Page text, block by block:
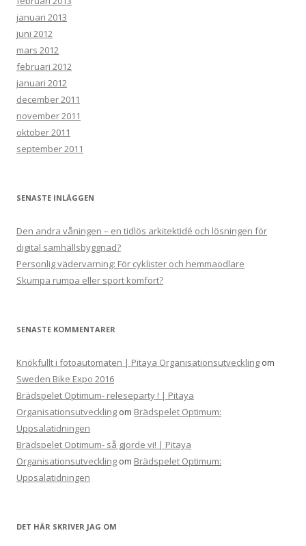
januari 2013
juni 2012
mars 2012
februari 2012
januari 2012
december 2011
november 2011
oktober 2011
september 2011
SENASTE INLÄGGEN
Den andra våningen – en tidlös arkitektidé och lösningen för
digital samhällsbyggnad?
Personlig vädervarning: För cyklister och hemmaodlare
Skumpa rumpa eller sport komfort?
SENASTE KOMMENTARER
Knökfullt i fotoautomaten | Pitaya Organisationsutveckling om
Sweden Bike Expo 2016
Brädspelet Optimum- releseparty ! | Pitaya
Organisationsutveckling om Brädspelet Optimum:
Uppsalatidningen
Brädspelet Optimum- så gjorde vi! | Pitaya
Organisationsutveckling om Brädspelet Optimum:
Uppsalatidningen
DET HÄR SKRIVER JAG OM